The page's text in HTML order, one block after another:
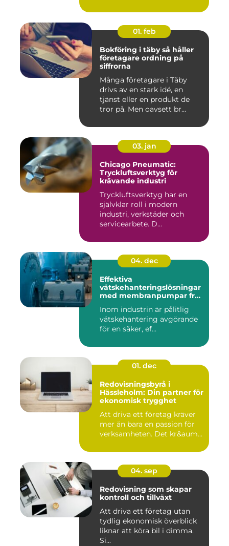
01. feb
Bokföring i täby så håller
företagare ordning på
siffrorna
Många företagare i Täby
drivs av en stark idé, en
tjänst eller en produkt de
tror på. Men oavsett br...
03. jan
Chicago Pneumatic:
Tryckluftsverktyg för
krävande industri
Tryckluftsverktyg har en
självklar roll i modern
industri, verkstäder och
servicearbete. D...
04. dec
Effektiva
vätskehanteringslösningar
med membranpumpar från
Inom industrin är pålitlig
vätskehantering avgörande
för en säker, ef...
01. dec
Redovisningsbyrå i
Hässleholm: Din partner för
ekonomisk trygghet
Att driva ett företag kräver
mer än bara en passion för
verksamheten. Det kr&aum...
04. sep
Redovisning som skapar
kontroll och tillväxt
Att driva ett företag utan
tydlig ekonomisk överblick
liknar att köra bil i dimma.
Si...